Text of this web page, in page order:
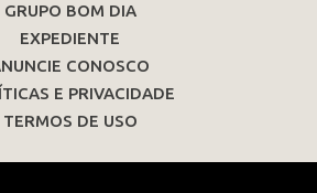
GRUPO BOM DIA
EXPEDIENTE
CONOSCO
E PRIVACIDADE
TERMOS DE USO